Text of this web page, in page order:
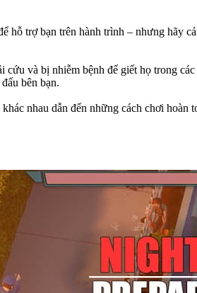
hỗ trợ bạn trên hành trình – nhưng hãy
và bị nhiễm bệnh để giết họ trong
bên bạn.
nhau dẫn đến những cách chơi